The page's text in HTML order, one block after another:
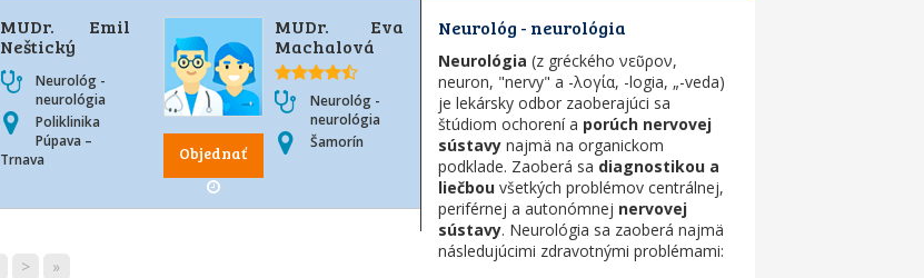
MUDr. Emil
Neštický
Neurológ -
neurológia
Poliklinika
Púpava –
Trnava
Objednať
MUDr. Eva
Machalová
Neurológ -
neurológia
Šamorín
> »
Neurológ - neurológia
Neurológia (z gréckého νεῦρον,
neuron, "nervy" a -λογία, -logia, „-veda)
je lekársky odbor zaoberajúci sa
štúdiom ochorení a porúch nervovej
sústavynajmä na organickom
podklade. Zaoberá sa diagnostikou a
liečbouvšetkých problémov centrálnej,
periférnej a autonómnej nervovej
sústavy. Neurológia sa zaoberá najmä
následujúcimi zdravotnými problémami: